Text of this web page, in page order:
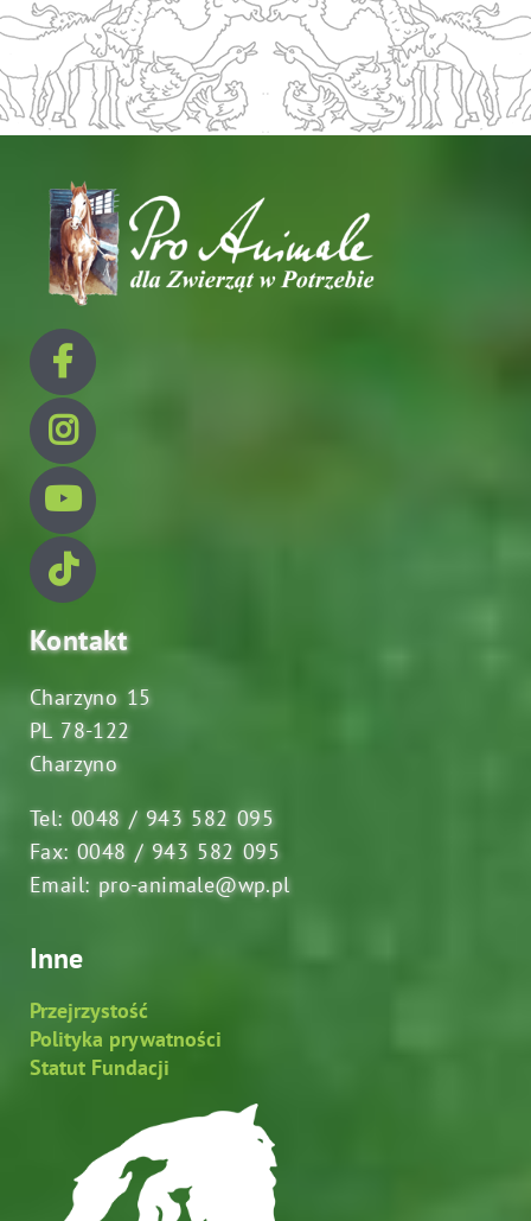
Kontakt
Charzyno 15
PL 78-122
Charzyno
Tel: 0048 / 943 582 095
Fax: 0048 / 943 582 095
Email: pro-animale@wp.pl
Inne
Przejrzystość
Polityka prywatności
Statut Fundacji